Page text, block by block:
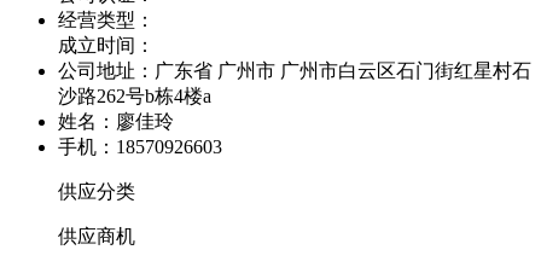
经营类型：
成立时间：
公司地址： 广东省 广州市 广州市白云区石门街红星村石
沙路262号b栋4楼a
姓名：廖佳玲
手机：18570926603
供应分类
供应商机